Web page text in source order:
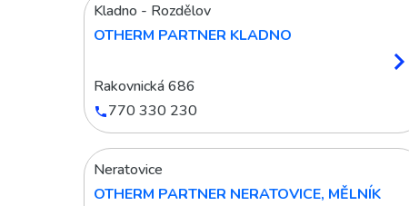
Kladno - Rozdělov
OTHERM PARTNER KLADNO
Rakovnická 686
770 330 230
Neratovice
OTHERM PARTNER NERATOVICE, MĚLNÍK